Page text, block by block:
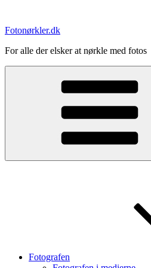
indhold
Fotonørkler.dk
For alle der elsker at nørkle med fotos
Fotografen